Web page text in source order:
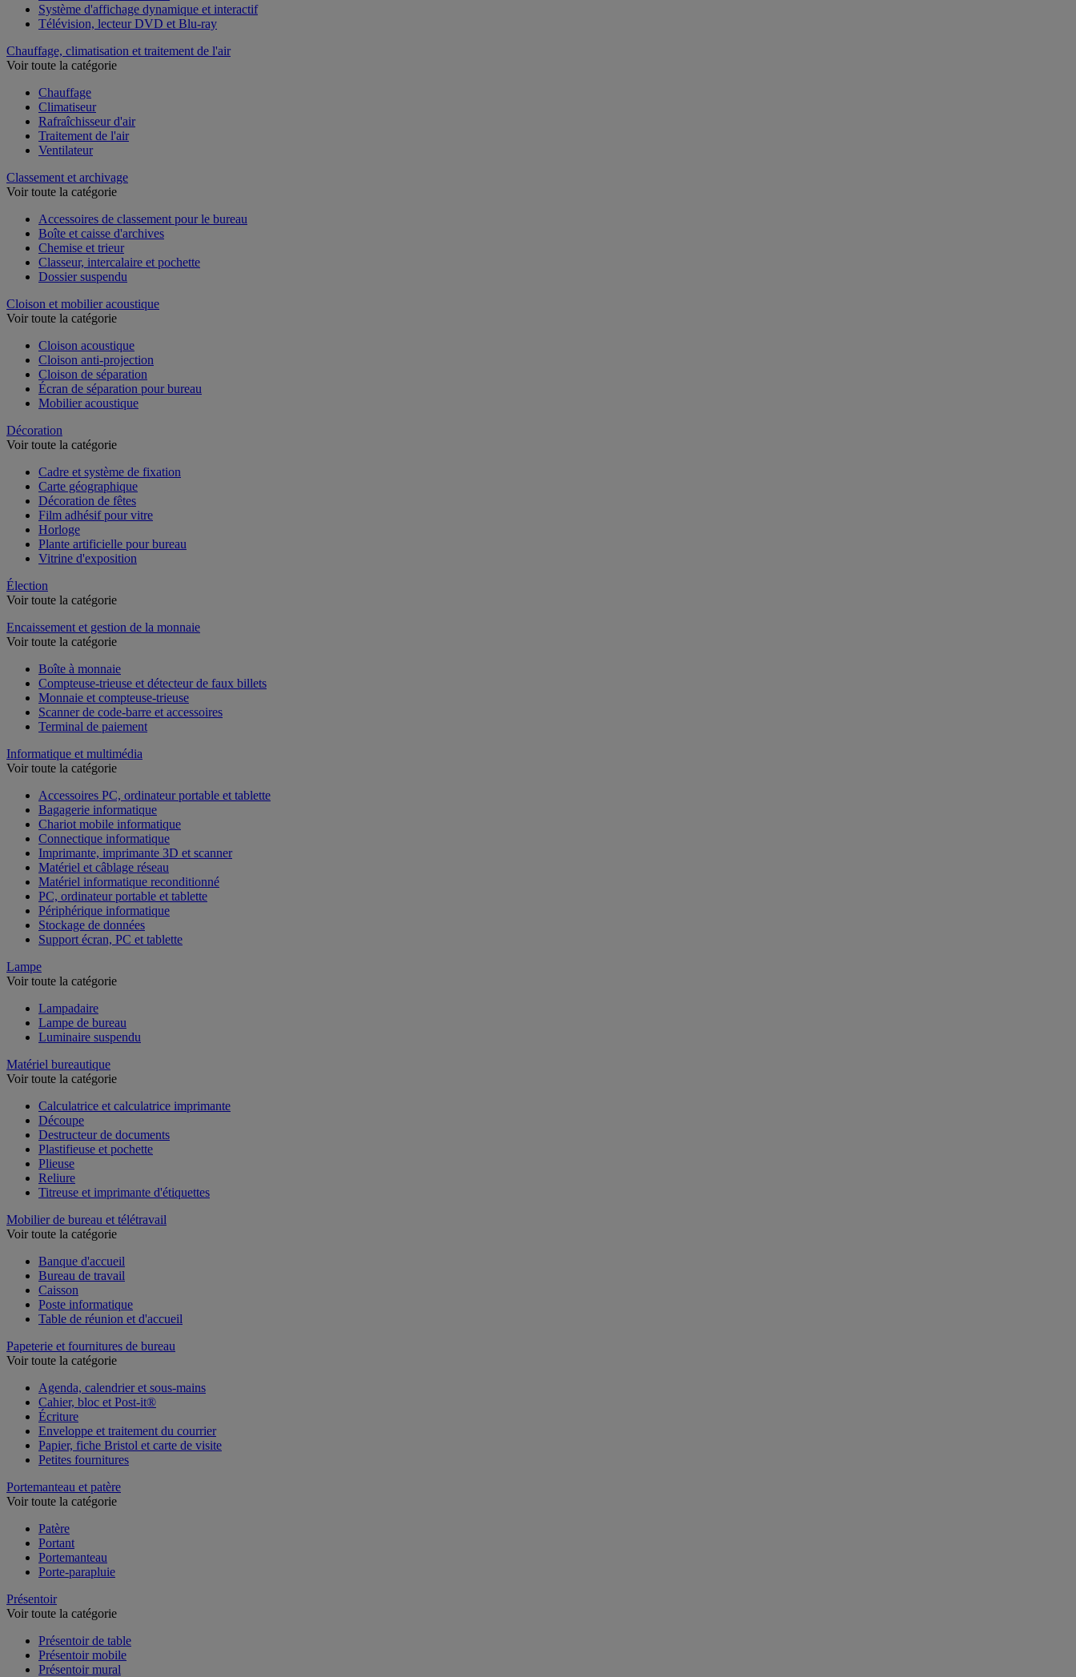
Système d'affichage dynamique et interactif
Télévision, lecteur DVD et Blu-ray
Chauffage, climatisation et traitement de l'air
Voir toute la catégorie
Chauffage
Climatiseur
Rafraîchisseur d'air
Traitement de l'air
Ventilateur
Classement et archivage
Voir toute la catégorie
Accessoires de classement pour le bureau
Boîte et caisse d'archives
Chemise et trieur
Classeur, intercalaire et pochette
Dossier suspendu
Cloison et mobilier acoustique
Voir toute la catégorie
Cloison acoustique
Cloison anti-projection
Cloison de séparation
Écran de séparation pour bureau
Mobilier acoustique
Décoration
Voir toute la catégorie
Cadre et système de fixation
Carte géographique
Décoration de fêtes
Film adhésif pour vitre
Horloge
Plante artificielle pour bureau
Vitrine d'exposition
Élection
Voir toute la catégorie
Encaissement et gestion de la monnaie
Voir toute la catégorie
Boîte à monnaie
Compteuse-trieuse et détecteur de faux billets
Monnaie et compteuse-trieuse
Scanner de code-barre et accessoires
Terminal de paiement
Informatique et multimédia
Voir toute la catégorie
Accessoires PC, ordinateur portable et tablette
Bagagerie informatique
Chariot mobile informatique
Connectique informatique
Imprimante, imprimante 3D et scanner
Matériel et câblage réseau
Matériel informatique reconditionné
PC, ordinateur portable et tablette
Périphérique informatique
Stockage de données
Support écran, PC et tablette
Lampe
Voir toute la catégorie
Lampadaire
Lampe de bureau
Luminaire suspendu
Matériel bureautique
Voir toute la catégorie
Calculatrice et calculatrice imprimante
Découpe
Destructeur de documents
Plastifieuse et pochette
Plieuse
Reliure
Titreuse et imprimante d'étiquettes
Mobilier de bureau et télétravail
Voir toute la catégorie
Banque d'accueil
Bureau de travail
Caisson
Poste informatique
Table de réunion et d'accueil
Papeterie et fournitures de bureau
Voir toute la catégorie
Agenda, calendrier et sous-mains
Cahier, bloc et Post-it®
Écriture
Enveloppe et traitement du courrier
Papier, fiche Bristol et carte de visite
Petites fournitures
Portemanteau et patère
Voir toute la catégorie
Patère
Portant
Portemanteau
Porte-parapluie
Présentoir
Voir toute la catégorie
Présentoir de table
Présentoir mobile
Présentoir mural